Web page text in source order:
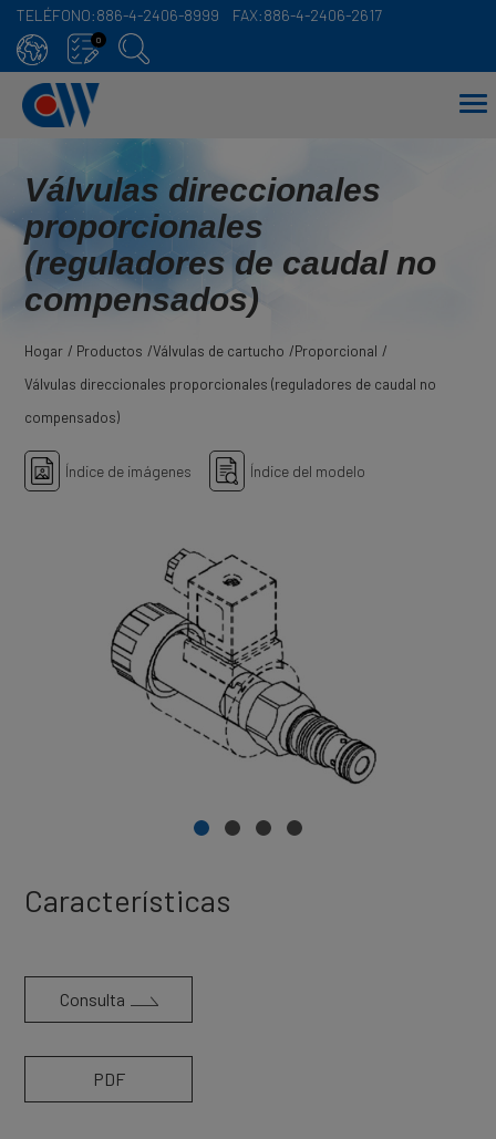
TELÉFONO:886-4-2406-8999 FAX:886-4-2406-2617
0
Válvulas direccionales
proporcionales
(reguladores de caudal no
compensados)
Hogar Productos Válvulas de cartucho
Proporcional
Válvulas direccionales proporcionales (reguladores de caudal no
compensados)
Índice de imágenes Índice del modelo
Características
Consulta
PDF
Panel de gestión de cookies